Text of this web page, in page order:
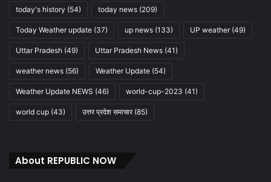
today's history (54) today news (209)
Today Weather update (37) up news (133) UP weather(49)
Uttar Pradesh (49) Uttar Pradesh News (41)
weather news (56) Weather Update (54)
Weather Update NEWS (46) world-cup-2023 (41)
world cup (43) उत्तर प्रदेश समाचार(85)
About REPUBLIC NOW